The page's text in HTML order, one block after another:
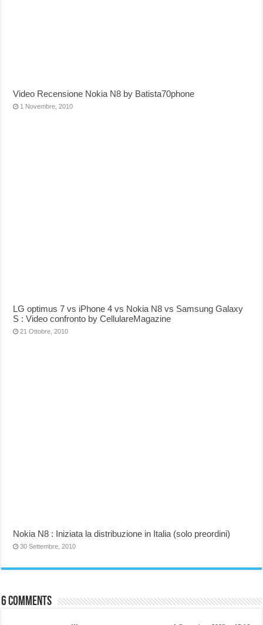
Video Recensione Nokia N8 by Batista70phone
1 Novembre, 2010
LG optimus 7 vs iPhone 4 vs Nokia N8 vs Samsung Galaxy
S : Video confronto by CellulareMagazine
21 Ottobre, 2010
Nokia N8 : Iniziata la distribuzione in Italia (solo preordini)
30 Settembre, 2010
6 comments